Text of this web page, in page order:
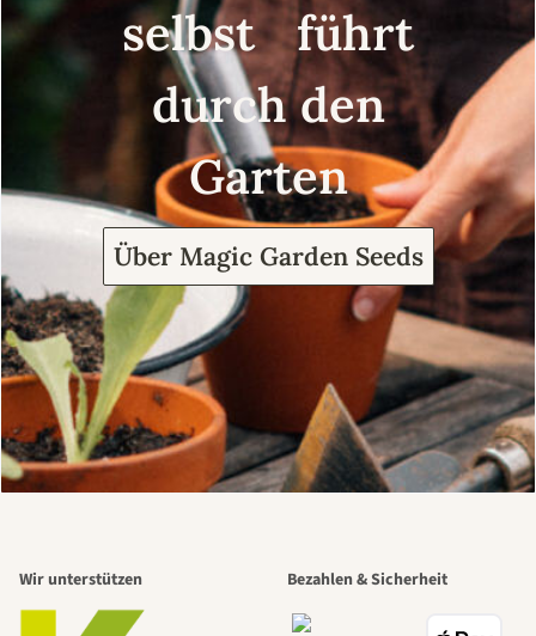
selbst führt
durch den
Garten
Über Magic Garden Seeds
Wir unterstützen Bezahlen & Sicherheit